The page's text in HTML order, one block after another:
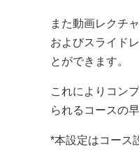
また動画レクチ
およびスライド
とができます。
これによりコン
られるコースの
*本設定はコース